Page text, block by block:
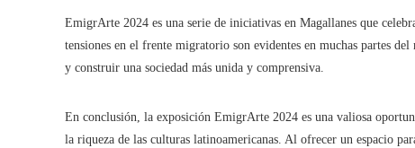
EmigrArte 2024 es una serie de iniciativas en Magallanes que
tensiones en el frente migratorio son evidentes en muchas partes
y construir una sociedad más unida y comprensiva.
En conclusión, la exposición EmigrArte 2024 es una valiosa
la riqueza de las culturas latinoamericanas. Al ofrecer un espacio